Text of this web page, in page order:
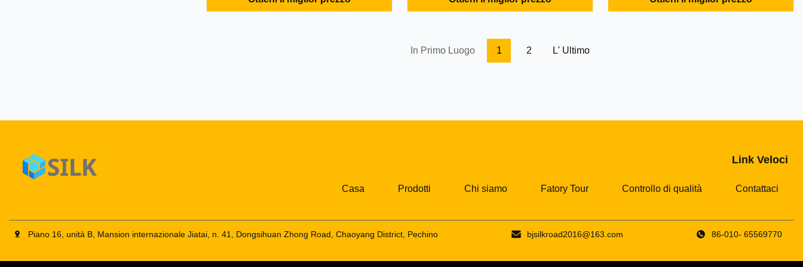
(continente) Marca commerciale: ...
In Primo Luogo 1 2 L' Ultimo
Link Veloci
Casa Prodotti Chi siamo Fatory Tour Controllo di qualità Contattaci
Piano 16, unità B, Mansion internazionale Jiatai, n. 41, Dongsihuan Zhong Road, Chaoyang District, Pechino bjsilkroad2016@163.com 86-010- 65569770